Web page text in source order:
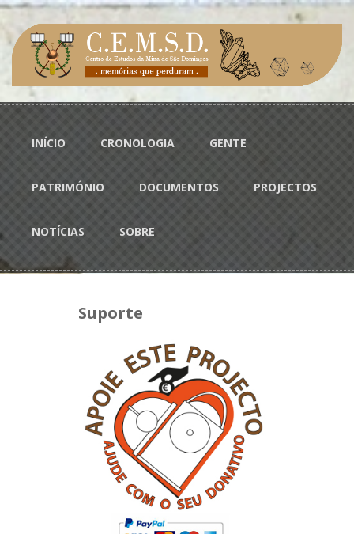
Passar para o conteúdo principal
Menu principal
INÍCIO CRONOLOGIA GENTE
PATRIMÓNIO DOCUMENTOS PROJECTOS
NOTÍCIAS SOBRE
Suporte